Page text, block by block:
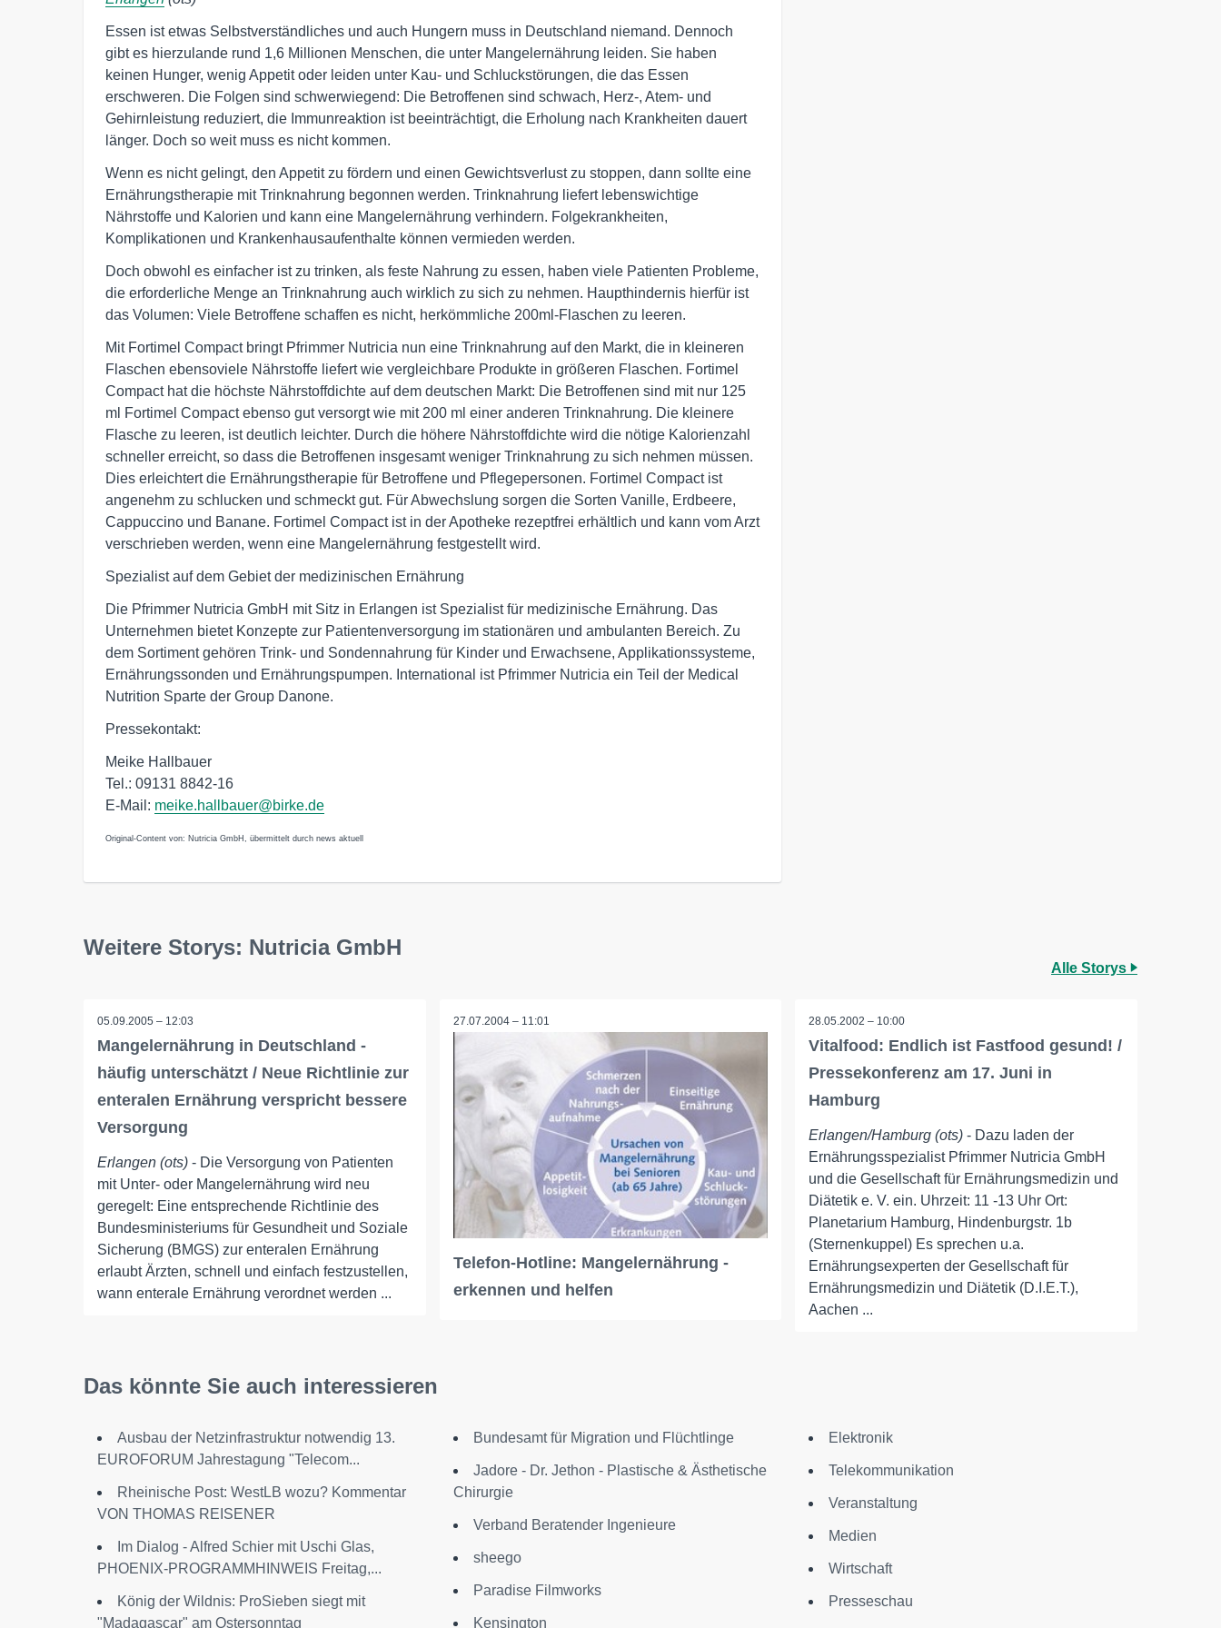
Essen ist etwas Selbstverständliches und auch Hungern muss in Deutschland niemand. Dennoch
gibt es hierzulande rund 1,6 Millionen Menschen, die unter Mangelernährung leiden. Sie haben
keinen Hunger, wenig Appetit oder leiden unter Kau- und Schluckstörungen, die das Essen
erschweren. Die Folgen sind schwerwiegend: Die Betroffenen sind schwach, Herz-, Atem- und
Gehirnleistung reduziert, die Immunreaktion ist beeinträchtigt, die Erholung nach Krankheiten dauert
länger. Doch so weit muss es nicht kommen.
Wenn es nicht gelingt, den Appetit zu fördern und einen Gewichtsverlust zu stoppen, dann sollte eine
Ernährungstherapie mit Trinknahrung begonnen werden. Trinknahrung liefert lebenswichtige
Nährstoffe und Kalorien und kann eine Mangelernährung verhindern. Folgekrankheiten,
Komplikationen und Krankenhausaufenthalte können vermieden werden.
Doch obwohl es einfacher ist zu trinken, als feste Nahrung zu essen, haben viele Patienten Probleme,
die erforderliche Menge an Trinknahrung auch wirklich zu sich zu nehmen. Haupthindernis hierfür ist
das Volumen: Viele Betroffene schaffen es nicht, herkömmliche 200ml-Flaschen zu leeren.
Mit Fortimel Compact bringt Pfrimmer Nutricia nun eine Trinknahrung auf den Markt, die in kleineren
Flaschen ebensoviele Nährstoffe liefert wie vergleichbare Produkte in größeren Flaschen. Fortimel
Compact hat die höchste Nährstoffdichte auf dem deutschen Markt: Die Betroffenen sind mit nur 125
ml Fortimel Compact ebenso gut versorgt wie mit 200 ml einer anderen Trinknahrung. Die kleinere
Flasche zu leeren, ist deutlich leichter. Durch die höhere Nährstoffdichte wird die nötige Kalorienzahl
schneller erreicht, so dass die Betroffenen insgesamt weniger Trinknahrung zu sich nehmen müssen.
Dies erleichtert die Ernährungstherapie für Betroffene und Pflegepersonen. Fortimel Compact ist
angenehm zu schlucken und schmeckt gut. Für Abwechslung sorgen die Sorten Vanille, Erdbeere,
Cappuccino und Banane. Fortimel Compact ist in der Apotheke rezeptfrei erhältlich und kann vom Arzt
verschrieben werden, wenn eine Mangelernährung festgestellt wird.
Spezialist auf dem Gebiet der medizinischen Ernährung
Die Pfrimmer Nutricia GmbH mit Sitz in Erlangen ist Spezialist für medizinische Ernährung. Das
Unternehmen bietet Konzepte zur Patientenversorgung im stationären und ambulanten Bereich. Zu
dem Sortiment gehören Trink- und Sondennahrung für Kinder und Erwachsene, Applikationssysteme,
Ernährungssonden und Ernährungspumpen. International ist Pfrimmer Nutricia ein Teil der Medical
Nutrition Sparte der Group Danone.
Pressekontakt:
Meike Hallbauer
Tel.: 09131 8842-16
E-Mail: meike.hallbauer@birke.de
Original-Content von: Nutricia GmbH, übermittelt durch news aktuell
Weitere Storys: Nutricia GmbH
Alle Storys
05.09.2005 – 12:03
Mangelernährung in Deutschland -
häufig unterschätzt / Neue Richtlinie zur
enteralen Ernährung verspricht bessere
Versorgung
Erlangen (ots) - Die Versorgung von Patienten
mit Unter- oder Mangelernährung wird neu
geregelt: Eine entsprechende Richtlinie des
Bundesministeriums für Gesundheit und Soziale
Sicherung (BMGS) zur enteralen Ernährung
erlaubt Ärzten, schnell und einfach festzustellen,
wann enterale Ernährung verordnet werden ...
27.07.2004 – 11:01
Telefon-Hotline: Mangelernährung -
erkennen und helfen
28.05.2002 – 10:00
Vitalfood: Endlich ist Fastfood gesund! /
Pressekonferenz am 17. Juni in
Hamburg
Erlangen/Hamburg (ots) - Dazu laden der
Ernährungsspezialist Pfrimmer Nutricia GmbH
und die Gesellschaft für Ernährungsmedizin und
Diätetik e. V. ein. Uhrzeit: 11 -13 Uhr Ort:
Planetarium Hamburg, Hindenburgstr. 1b
(Sternenkuppel) Es sprechen u.a.
Ernährungsexperten der Gesellschaft für
Ernährungsmedizin und Diätetik (D.I.E.T.),
Aachen ...
Das könnte Sie auch interessieren
Ausbau der Netzinfrastruktur notwendig 13.
EUROFORUM Jahrestagung "Telecom...
Rheinische Post: WestLB wozu? Kommentar
VON THOMAS REISENER
Im Dialog - Alfred Schier mit Uschi Glas,
PHOENIX-PROGRAMMHINWEIS Freitag,...
König der Wildnis: ProSieben siegt mit
"Madagascar" am Ostersonntag
Bundesamt für Migration und Flüchtlinge
Jadore - Dr. Jethon - Plastische & Ästhetische
Chirurgie
Verband Beratender Ingenieure
sheego
Paradise Filmworks
Kensington
Elektronik
Telekommunikation
Veranstaltung
Medien
Wirtschaft
Presseschau